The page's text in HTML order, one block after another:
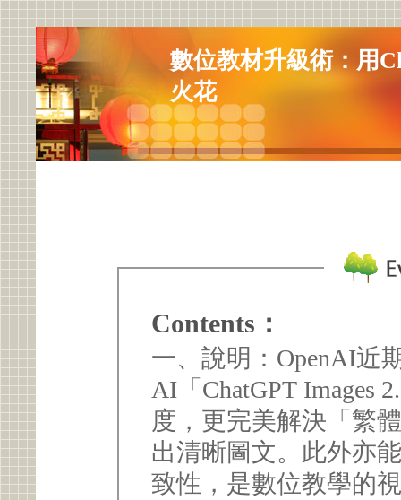
數位教材升級術：用
火花
Contents：
一、說明：OpenAI近
AI「ChatGPT Images
度，更完美解決「繁
出清晰圖文。此外亦
致性，是數位教學的